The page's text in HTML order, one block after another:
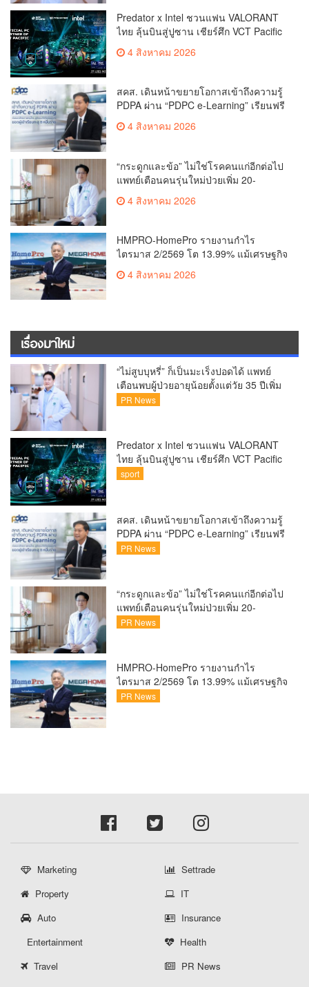
Predator x Intel ชวนแฟน VALORANT
ไทย ลุ้นบินสู่ปูซาน เชียร์ศึก VCT Pacific
x Intel ชวนแฟน VALORANT ไทย ลุ้นบิน
สุดพิเศษตลอดทัวร์นาเมนต์
4 สิงหาคม 2026
สคส. เดินหน้าขยายโอกาสเข้าถึงความรู้
PDPA ผ่าน “PDPC e-Learning” เรียนฟรี
ทุกที่ ทุกเวลา พร้อมประกาศนียบัตร ต่อย
อดศักยภาพคนไทยสู่สังคมดิจิทัลปลอดภัย
แล้ว
4 สิงหาคม 2026
“กระดูกและข้อ” ไม่ใช่โรคคนแก่อีกต่อไป
แพทย์เตือนคนรุ่นใหม่ป่วยเพิ่ม 20-
กระแสกีฬา
4 สิงหาคม 2026
HMPRO-HomePro รายงานกำไร
ไตรมาส 2/2569 โต 13.99% แม้เศรษฐกิจ
Private Brand ดัน Gross Margin เพิ่มขึ้น
4 สิงหาคม 2026
เรื่องมาใหม่
“ไม่สูบบุหรี่” ก็เป็นมะเร็งปอดได้ แพทย์
เตือนพบผู้ป่วยอายุน้อยตั้งแต่วัย 35 ปีเพิ่ม
ขึ้นคนไทยกว่า 70% รู้ตัวเมื่อโรคลุกลาม
PR News
Predator x Intel ชวนแฟน VALORANT
ไทย ลุ้นบินสู่ปูซาน เชียร์ศึก VCT Pacific
Finals Busan ประเทศเกาหลีใต้ Predator
สุดพิเศษตลอดทัวร์นาเมนต์
sport
สคส. เดินหน้าขยายโอกาสเข้าถึงความรู้
PDPA ผ่าน “PDPC e-Learning” เรียนฟรี
ทุกที่ ทุกเวลา พร้อมประกาศนียบัตร ต่อย
แล้ว
PR News
“กระดูกและข้อ” ไม่ใช่โรคคนแก่อีกต่อไป
แพทย์เตือนคนรุ่นใหม่ป่วยเพิ่ม 20-
30% เสี่ยง ‘ข้อเข่าเสื่อมก่อนวัย’ จาก
PR News
HMPRO-HomePro รายงานกำไร
ไตรมาส 2/2569 โต 13.99% แม้เศรษฐกิจ
ผันผวนเดินหน้าขยายสาขา เสริมพอร์ต
PR News
Marketing
Settrade
Property
IT
Auto
Insurance
Entertainment
Health
Travel
PR News